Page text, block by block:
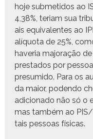
hoje sub­meti­dos ao
4,38%, teri­am sua
ais equiv­a­lentes ao
alíquo­ta de 25%,
have­ria majo­ração
presta­dos por
pre­sum­i­do. Para os
da maior, poden­do
adi­ciona­do não só o
mas tam­bém ao
tais pes­soas físicas.